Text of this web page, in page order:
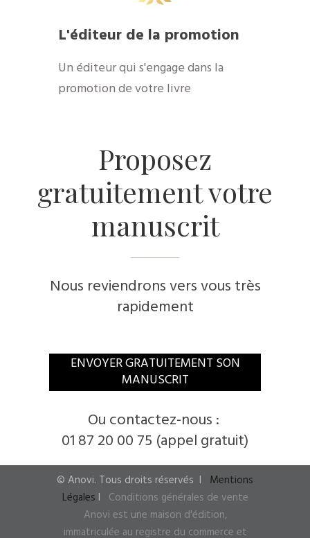
​L'éditeur de la promotion
​Un éditeur qui s'engage dans la
promotion de votre livre
​Proposez
gratuitement votre
manuscrit
Nous reviendrons vers vous très
rapidement
​ENVOYER GRATUITEMENT SON
MANUSCRIT
​Ou contactez-nous :
0​1 87 20 00 75 (appel gratuit)
© ​Anovi. ​Tous droits réservés I ​ Mentions
Légales I Conditions générales de vente
Anovi est une maison d'édition,
immatriculée au registre du commerce et